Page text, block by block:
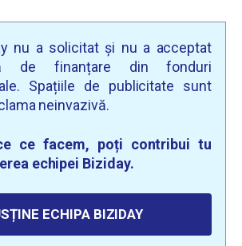
nu a solicitat și nu a acceptat
de finanțare din fonduri
Spațiile de publicitate sunt
neinvazivă.
ce facem, poți contribui tu
echipei Biziday.
ECHIPA BIZIDAY